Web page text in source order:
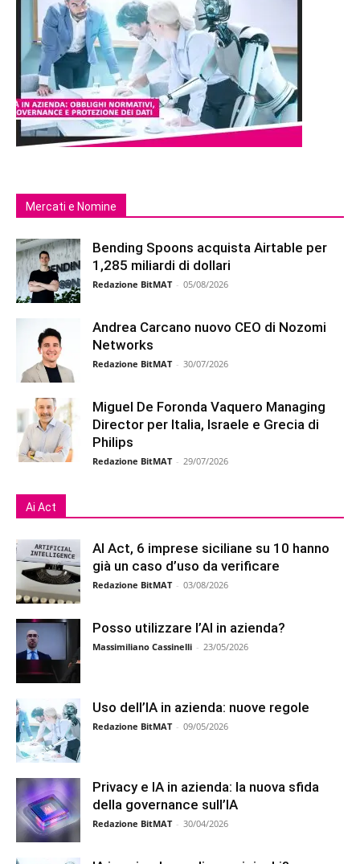
Mercati e Nomine
Bending Spoons acquista Airtable per
1,285 miliardi di dollari
Redazione BitMAT - 05/08/2026
Andrea Carcano nuovo CEO di Nozomi
Networks
Redazione BitMAT - 30/07/2026
Miguel De Foronda Vaquero Managing
Director per Italia, Israele e Grecia di
Philips
Redazione BitMAT - 29/07/2026
Ai Act
AI Act, 6 imprese siciliane su 10 hanno
già un caso d’uso da verificare
Redazione BitMAT - 03/08/2026
Posso utilizzare l’AI in azienda?
Massimiliano Cassinelli - 23/05/2026
Uso dell’IA in azienda: nuove regole
Redazione BitMAT - 09/05/2026
Privacy e IA in azienda: la nuova sfida
della governance sull’IA
Redazione BitMAT - 30/04/2026